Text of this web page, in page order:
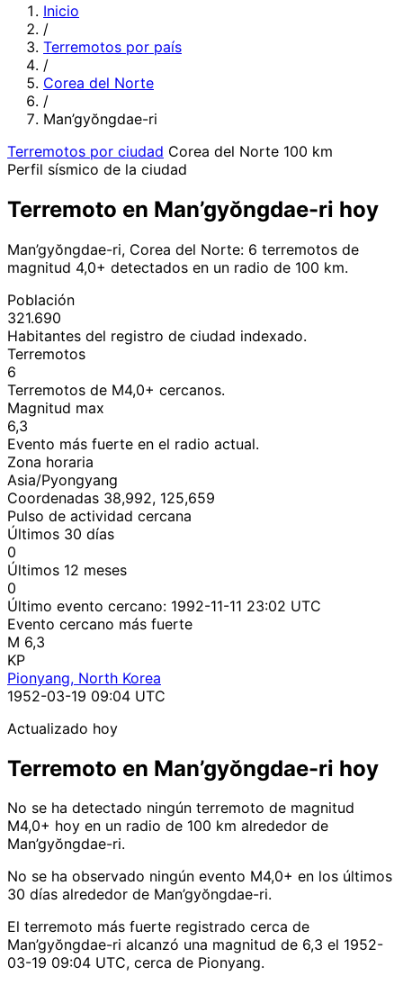
Inicio
/
Terremotos por país
/
Corea del Norte
/
Man’gyŏngdae-ri
Terremotos por ciudad Corea del Norte 100 km
Perfil sísmico de la ciudad
Terremoto en Man’gyŏngdae-ri hoy
Man’gyŏngdae-ri, Corea del Norte: 6 terremotos de
magnitud 4,0+ detectados en un radio de 100 km.
Población
321.690
Habitantes del registro de ciudad indexado.
Terremotos
6
Terremotos de M4,0+ cercanos.
Magnitud max
6,3
Evento más fuerte en el radio actual.
Zona horaria
Asia/Pyongyang
Coordenadas 38,992, 125,659
Pulso de actividad cercana
Últimos 30 días
0
Últimos 12 meses
0
Último evento cercano: 1992-11-11 23:02 UTC
Evento cercano más fuerte
M 6,3
KP
Pionyang, North Korea
1952-03-19 09:04 UTC
Actualizado hoy
Terremoto en Man’gyŏngdae-ri hoy
No se ha detectado ningún terremoto de magnitud
M4,0+ hoy en un radio de 100 km alrededor de
Man’gyŏngdae-ri.
No se ha observado ningún evento M4,0+ en los últimos
30 días alrededor de Man’gyŏngdae-ri.
El terremoto más fuerte registrado cerca de
Man’gyŏngdae-ri alcanzó una magnitud de 6,3 el 1952-
03-19 09:04 UTC, cerca de Pionyang.